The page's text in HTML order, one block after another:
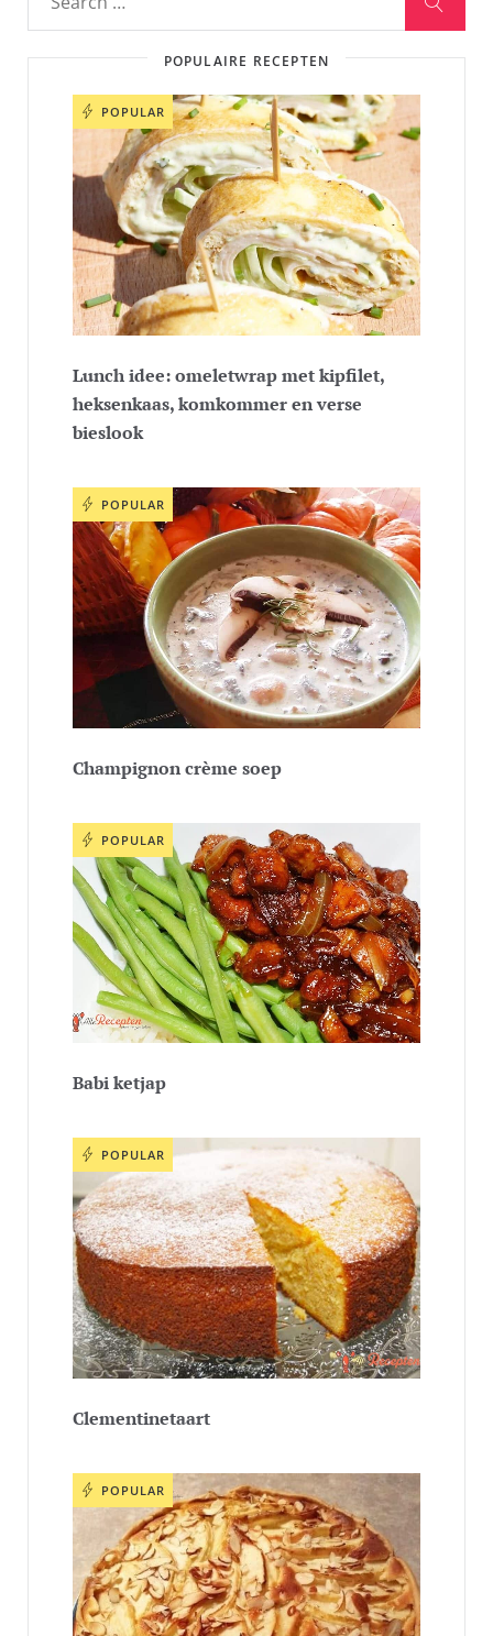
POPULAIRE RECEPTEN
POPULAR
Lunch idee: omeletwrap met kipfilet,
heksenkaas, komkommer en verse
bieslook
POPULAR
Champignon crème soep
POPULAR
Babi ketjap
POPULAR
Clementinetaart
POPULAR